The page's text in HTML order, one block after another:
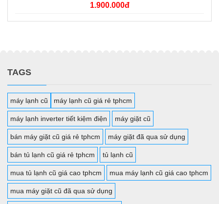
1.900.000đ
TAGS
máy lạnh cũ máy lạnh cũ giá rẻ tphcm
máy lạnh inverter tiết kiệm điện máy giặt cũ
bán máy giặt cũ giá rẻ tphcm máy giặt đã qua sử dụng
bán tủ lạnh cũ giá rẻ tphcm tủ lạnh cũ
mua tủ lạnh cũ giá cao tphcm mua máy lạnh cũ giá cao tphcm
mua máy giặt cũ đã qua sử dụng